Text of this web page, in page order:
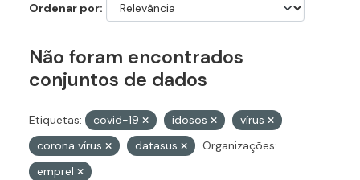
Ordenar por
Não foram encontrados
conjuntos de dados
Etiquetas: covid-19 idosos
vírus
corona vírus
datasus
Organizações:
emprel